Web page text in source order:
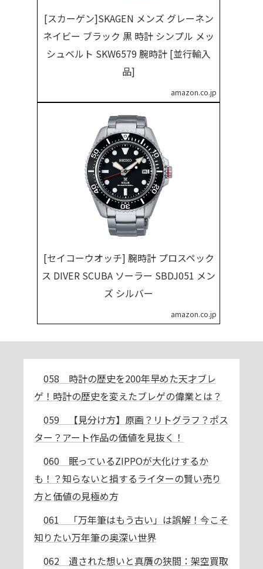
[スカーゲン]SKAGEN メンズ グレーネン
ネイビー ブラック 黒 時計 シンプル メッ
シュベルト SKW6579 腕時計 [並行輸入
品]
amazon.co.jp
[セイコーウオッチ] 腕時計 プロスペック
ス DIVER SCUBA ソーラー SBDJ051 メン
ズ シルバー
amazon.co.jp
058 時計の歴史を200年早めた天才ブレ
ゲ！時計の歴史を変えたブレゲの偉業とは？
059 【見分け方】原画？リトグラフ？ポス
ター？アート作品の価値を見抜く！
060 眠っているZIPPOが大化けするか
も！？知らないと損するライターの賢い売り
方と価値の見極め方
061 「万年筆はもう古い」は誤解！今こそ
知りたい万年筆の奥深い世界
062 遺された想いと真贋の狭間：架空買取